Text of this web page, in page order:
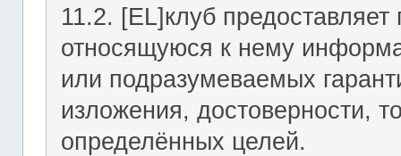
11.2. [EL]клуб
относящуюся к нему
или подразумеваемых
изложения, достоверности,
определённых целей.